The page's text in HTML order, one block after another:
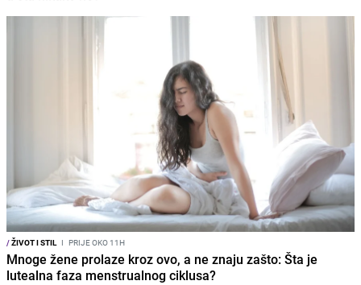
/ŽIVOT I STIL I PRIJE OKO 11H
Mnoge žene prolaze kroz ovo, a ne znaju zašto: Šta je
lutealna faza menstrualnog ciklusa?